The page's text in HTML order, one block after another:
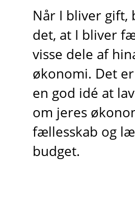
Når I bliver gift,
det, at I bliver
visse dele af
økonomi. Det
en god idé at
om jeres
fællesskab og
budget.